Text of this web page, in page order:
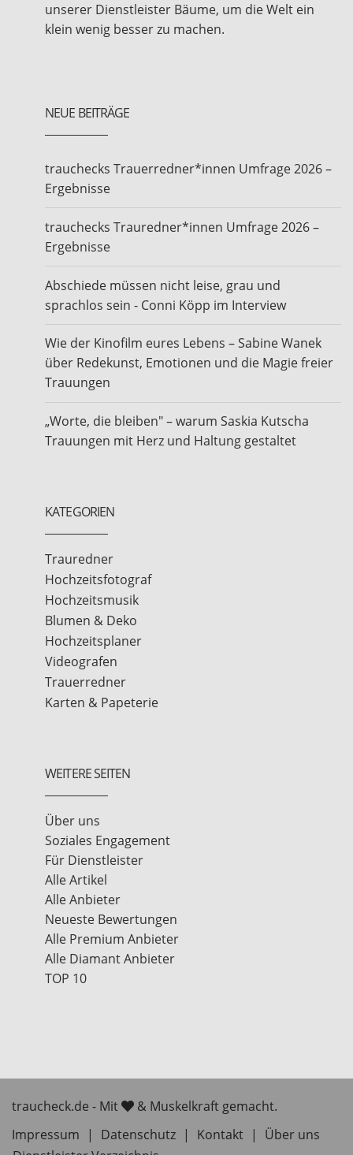
unserer Dienstleister Bäume, um die Welt ein
klein wenig besser zu machen.
NEUE BEITRÄGE
trauchecks Trauerredner*innen Umfrage 2026 –
Ergebnisse
trauchecks Trauredner*innen Umfrage 2026 –
Ergebnisse
Abschiede müssen nicht leise, grau und
sprachlos sein - Conni Köpp im Interview
Wie der Kinofilm eures Lebens – Sabine Wanek
über Redekunst, Emotionen und die Magie freier
Trauungen
„Worte, die bleiben" – warum Saskia Kutscha
Trauungen mit Herz und Haltung gestaltet
KATEGORIEN
Trauredner
Hochzeitsfotograf
Hochzeitsmusik
Blumen & Deko
Hochzeitsplaner
Videografen
Trauerredner
Karten & Papeterie
WEITERE SEITEN
Über uns
Soziales Engagement
Für Dienstleister
Alle Artikel
Alle Anbieter
Neueste Bewertungen
Alle Premium Anbieter
Alle Diamant Anbieter
TOP 10
traucheck.de - Mit
& Muskelkraft gemacht.
Impressum
| Datenschutz | Kontakt |
Über uns